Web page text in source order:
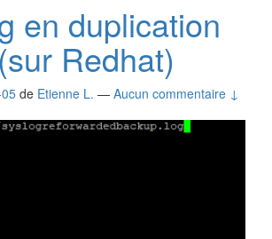
en duplication
Redhat)
de Etienne L. — Aucun commentaire ↓